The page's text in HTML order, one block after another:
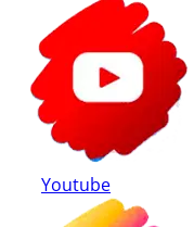
Youtube